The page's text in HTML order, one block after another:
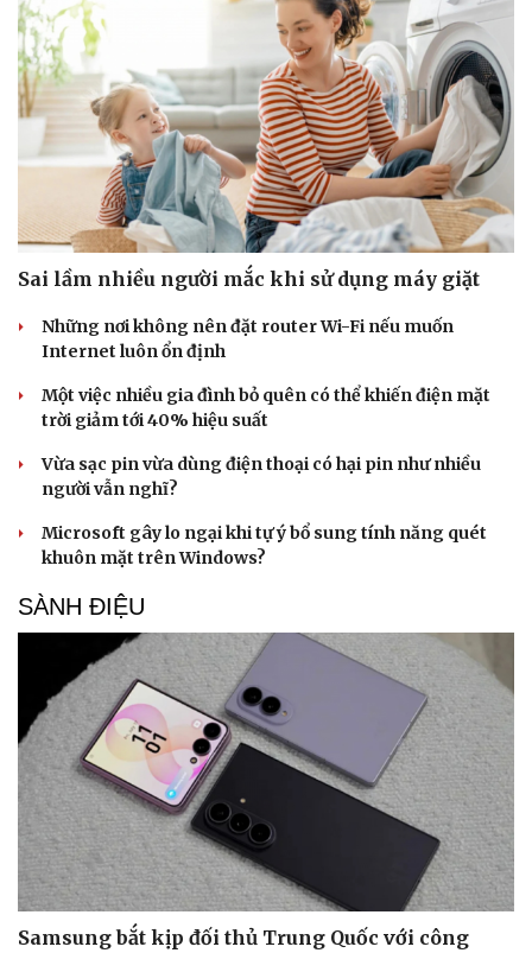
Sai lầm nhiều người mắc khi sử dụng máy giặt
Những nơi không nên đặt router Wi-Fi nếu muốn
Internet luôn ổn định
Một việc nhiều gia đình bỏ quên có thể khiến điện mặt
trời giảm tới 40% hiệu suất
Vừa sạc pin vừa dùng điện thoại có hại pin như nhiều
người vẫn nghĩ?
Microsoft gây lo ngại khi tự ý bổ sung tính năng quét
khuôn mặt trên Windows?
SÀNH ĐIỆU
Samsung bắt kịp đối thủ Trung Quốc với công